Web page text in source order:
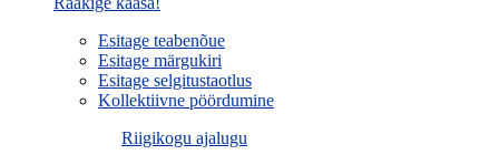
Esitage teabenõue
Esitage märgukiri
Esitage selgitustaotlus
Kollektiivne pöördumine
Riigikogu ajalugu